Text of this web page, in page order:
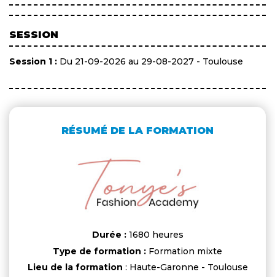
SESSION
Session 1 : Du 21-09-2026 au 29-08-2027 - Toulouse
RÉSUMÉ DE LA FORMATION
Durée :1680 heures
Type de formation : Formation mixte
Lieu de la formation : Haute-Garonne - Toulouse